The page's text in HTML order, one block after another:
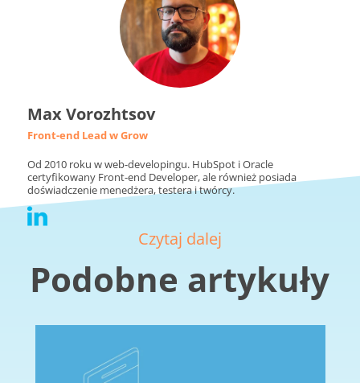
Max Vorozhtsov
Front-end Lead w Grow
Od 2010 roku w web-developingu. HubSpot i Oracle
certyfikowany Front-end Developer, ale również posiada
doświadczenie menedżera, testera i twórcy.
Czytaj dalej
Podobne artykuły